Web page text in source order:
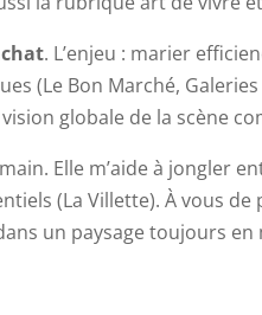
. L’enjeu : marier
(Le Bon Marché,
globale de la scène
Elle m’aide à jongler
(La Villette). À vous
un paysage toujours en